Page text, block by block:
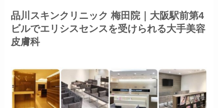
品川スキンクリニック 梅田院｜大阪駅前第4
ビルでエリシスセンスを受けられる大手美容
皮膚科